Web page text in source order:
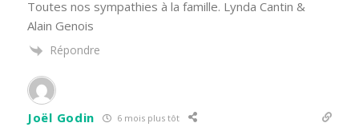
Toutes nos sympathies à la famille. Lynda Cantin &
Alain Genois
Répondre
Joël Godin 6 mois plus tôt